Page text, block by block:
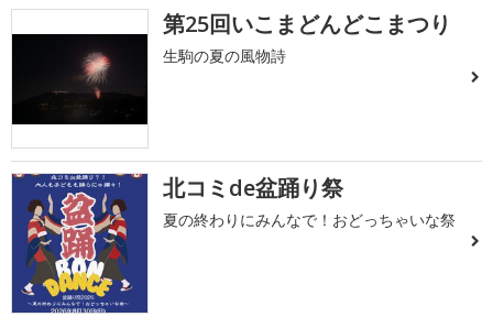
第25回いこまどんどこまつり
生駒の夏の風物詩
北コミde盆踊り祭
夏の終わりにみんなで！おどっちゃいな祭